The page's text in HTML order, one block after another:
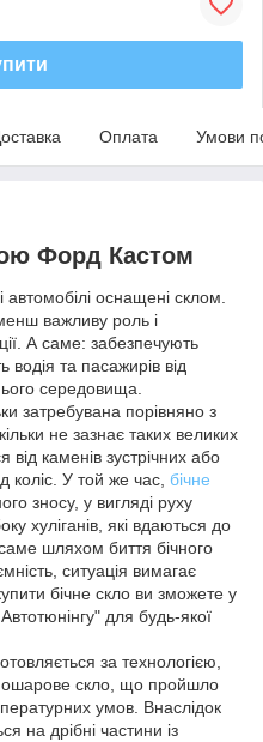
Оплата Умови
Форд Кастом
автомобілі оснащені склом.
важливу роль і
А саме: забезпечують
та пасажирів від
середовища.
затребувана порівняно з
не зазнає таких великих
від каменів зустрічних або
коліс. У той же час, бічне
зносу, у вигляді руху
хуліганів, які вдаються до
шляхом биття бічного
ситуація вимагає
бічне скло ви зможете у
для будь-якої
за технологією,
скло, що пройшло
умов. Внаслідок
на дрібні частини із